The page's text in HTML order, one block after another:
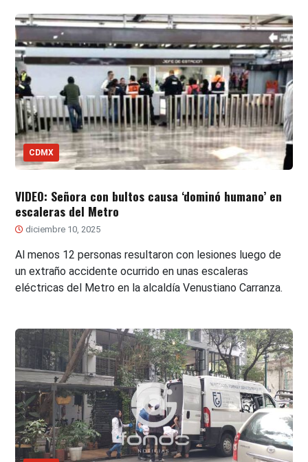
CDMX
VIDEO: Señora con bultos causa ‘dominó humano’ en
escaleras del Metro
diciembre 10, 2025
Al menos 12 personas resultaron con lesiones luego de
un extraño accidente ocurrido en unas escaleras
eléctricas del Metro en la alcaldía Venustiano Carranza.